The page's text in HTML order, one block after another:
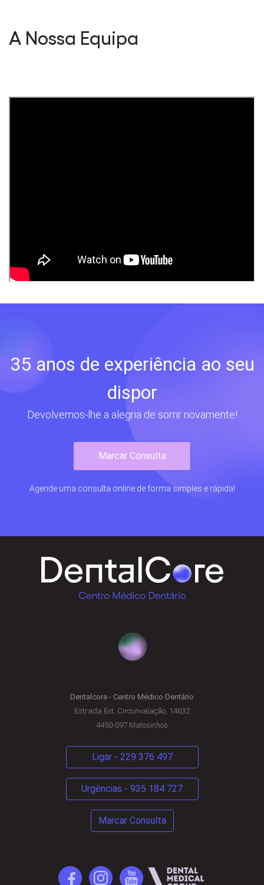
A Nossa Equipa
35 anos de experiência ao seu
dispor
Devolvemos-lhe a alegria de sorrir novamente!
Marcar Consulta
Agende uma consulta online de forma simples e rápida!
Dentalcore - Centro Médico Dentário
Estrada Ext. Circunvalação, 14632
4450-097 Matosinhos
Ligar - 229 376 497
Urgências - 935 184 727
Marcar Consulta